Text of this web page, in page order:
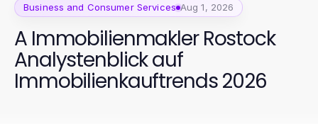
Business and Consumer Services Aug 1, 2026
A Immobilienmakler Rostock
Analystenblick auf
Immobilienkauftrends 2026